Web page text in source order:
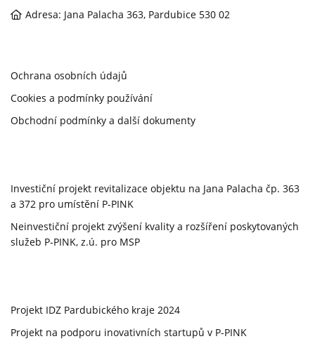
Adresa: Jana Palacha 363, Pardubice 530 02
Ochrana osobních údajů
Cookies a podmínky používání
Obchodní podmínky a další dokumenty
Investiční projekt revitalizace objektu na Jana Palacha čp. 363
a 372 pro umístění P-PINK
Neinvestiční projekt zvýšení kvality a rozšíření poskytovaných
služeb P-PINK, z.ú. pro MSP
Projekt IDZ Pardubického kraje 2024
Projekt na podporu inovativních startupů v P-PINK